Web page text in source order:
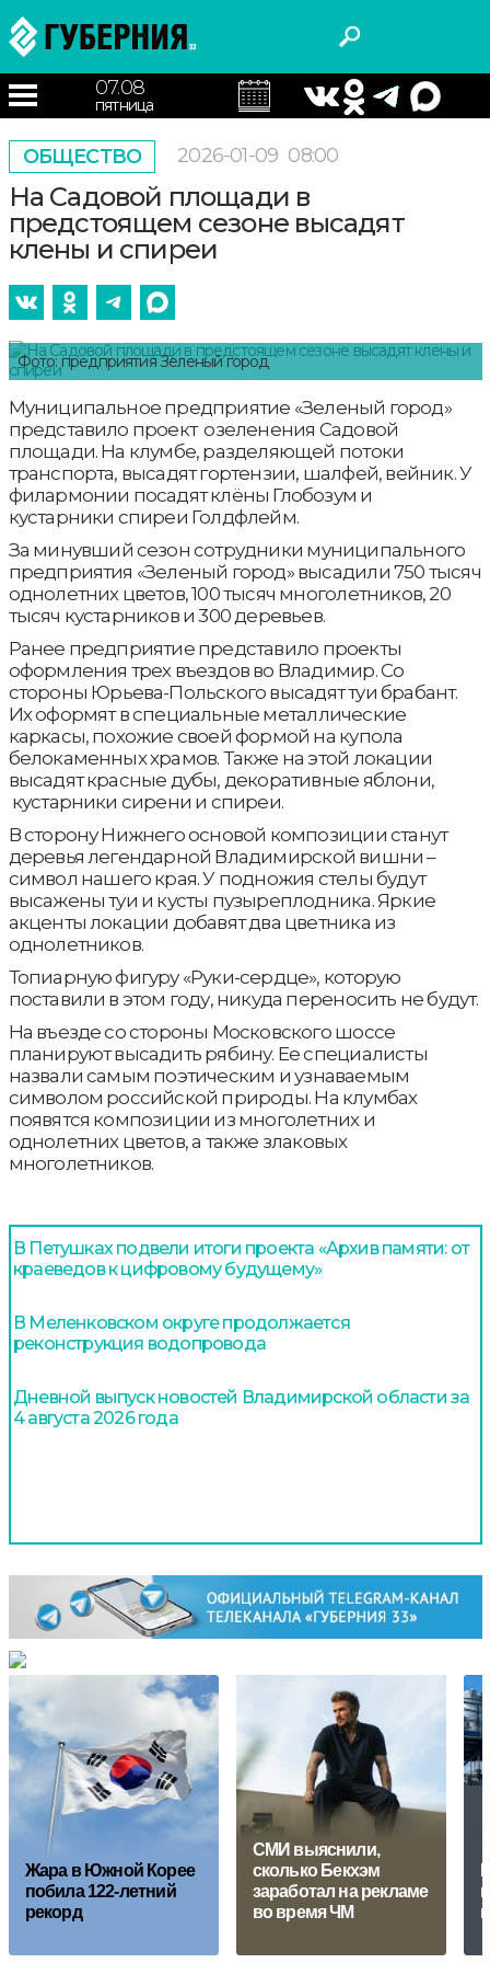
07.08
пятница
ОБЩЕСТВО 2026-01-09 08:00
На Садовой площади в
предстоящем сезоне высадят
клены и спиреи
Фото: предприятия Зеленый город
Муниципальное предприятие «Зеленый город»
представило проект озеленения Садовой
площади. На клумбе, разделяющей потоки
транспорта, высадят гортензии, шалфей, вейник. У
филармонии посадят клёны Глобозум и
кустарники спиреи Голдфлейм.
За минувший сезон сотрудники муниципального
предприятия «Зеленый город» высадили 750 тысяч
однолетних цветов, 100 тысяч многолетников, 20
тысяч кустарников и 300 деревьев.
Ранее предприятие представило проекты
оформления трех въездов во Владимир. Со
стороны Юрьева-Польского высадят туи брабант.
Их оформят в специальные металлические
каркасы, похожие своей формой на купола
белокаменных храмов. Также на этой локации
высадят красные дубы, декоративные яблони,
кустарники сирени и спиреи.
В сторону Нижнего основой композиции станут
деревья легендарной Владимирской вишни –
символ нашего края. У подножия стелы будут
высажены туи и кусты пузыреплодника. Яркие
акценты локации добавят два цветника из
однолетников.
Топиарную фигуру «Руки-сердце», которую
поставили в этом году, никуда переносить не будут.
На въезде со стороны Московского шоссе
планируют высадить рябину. Ее специалисты
назвали самым поэтическим и узнаваемым
символом российской природы. На клумбах
появятся композиции из многолетних и
однолетних цветов, а также злаковых
многолетников.
В Петушках подвели итоги проекта «Архив памяти: от
краеведов к цифровому будущему»
В Меленковском округе продолжается
реконструкция водопровода
Дневной выпуск новостей Владимирской области за
4 августа 2026 года
Жара в Южной Корее
побила 122-летний
рекорд
СМИ выяснили,
сколько Бекхэм
заработал на рекламе
во время ЧМ